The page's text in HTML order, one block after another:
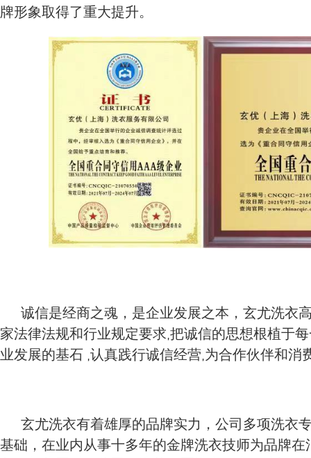
牌形象取得了重大提升。
诚信是经商之魂，是企业发展之本，玄尤洗衣
家法律法规和行业规定要求,把诚信的思想根植于
业发展的基石 ,认真践行诚信经营,为合作伙伴和消
玄尤洗衣有着雄厚的品牌实力，公司多项洗衣
基础，在业内从事十多年的金牌洗衣技师为品牌